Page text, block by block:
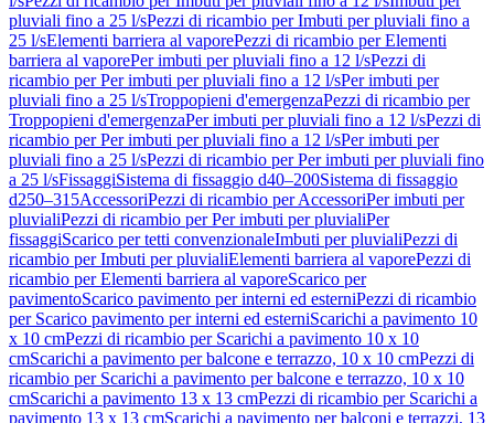
pluviali fino a 25 l/sPezzi di ricambio per Imbuti per pluviali fino a
25 l/sElementi barriera al vaporePezzi di ricambio per Elementi
barriera al vaporePer imbuti per pluviali fino a 12 l/sPezzi di
ricambio per Per imbuti per pluviali fino a 12 l/sPer imbuti per
pluviali fino a 25 l/sTroppopieni d'emergenzaPezzi di ricambio per
Troppopieni d'emergenzaPer imbuti per pluviali fino a 12 l/sPezzi di
ricambio per Per imbuti per pluviali fino a 12 l/sPer imbuti per
pluviali fino a 25 l/sPezzi di ricambio per Per imbuti per pluviali fino
a 25 l/sFissaggiSistema di fissaggio d40–200Sistema di fissaggio
d250–315AccessoriPezzi di ricambio per AccessoriPer imbuti per
pluvialiPezzi di ricambio per Per imbuti per pluvialiPer
fissaggiScarico per tetti convenzionaleImbuti per pluvialiPezzi di
ricambio per Imbuti per pluvialiElementi barriera al vaporePezzi di
ricambio per Elementi barriera al vaporeScarico per
pavimentoScarico pavimento per interni ed esterniPezzi di ricambio
per Scarico pavimento per interni ed esterniScarichi a pavimento 10
x 10 cmPezzi di ricambio per Scarichi a pavimento 10 x 10
cmScarichi a pavimento per balcone e terrazzo, 10 x 10 cmPezzi di
ricambio per Scarichi a pavimento per balcone e terrazzo, 10 x 10
cmScarichi a pavimento 13 x 13 cmPezzi di ricambio per Scarichi a
pavimento 13 x 13 cmScarichi a pavimento per balconi e terrazzi, 13